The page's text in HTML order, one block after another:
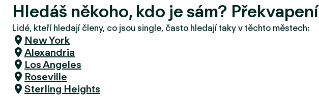
Hledáš někoho, kdo je sám? Překvapení
Lidé, kteří hledají členy, co jsou single, často hledají taky v těchto městech:
New York
Alexandria
Los Angeles
Roseville
Sterling Heights